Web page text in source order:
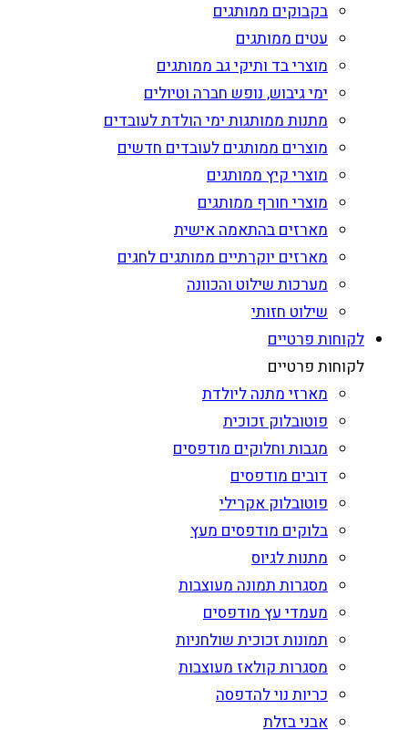
בקבוקים ממותגים
עטים ממותגים
מוצרי בד ותיקי גב ממותגים
ימי גיבוש, נופש חברה וטיולים
מתנות ממותגות ימי הולדת לעובדים
מוצרים ממותגים לעובדים חדשים
מוצרי קיץ ממותגים
מוצרי חורף ממותגים
מארזים בהתאמה אישית
מארזים יוקרתיים ממותגים לחגים
מערכות שילוט והכוונה
שילוט חזותי
לקוחות פרטיים
לקוחות פרטיים
מארזי מתנה ליולדת
פוטובלוק זכוכית
מגבות וחלוקים מודפסים
דובים מודפסים
פוטובלוק אקרילי
בלוקים מודפסים מעץ
מתנות לגיוס
מסגרות תמונה מעוצבות
מעמדי עץ מודפסים
תמונות זכוכית שולחניות
מסגרות קולאז מעוצבות
כריות נוי להדפסה
אבני בזלת